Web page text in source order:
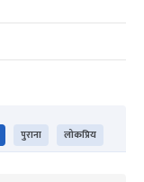
पुराना लोकप्रिय